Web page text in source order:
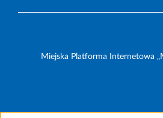
Miejska Platforma Internetowa